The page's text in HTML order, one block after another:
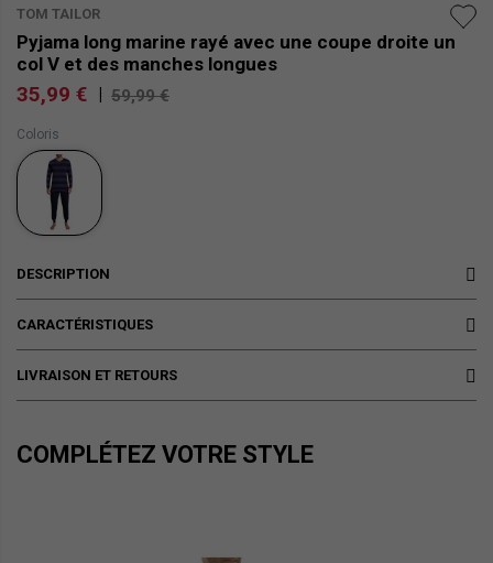
TOM TAILOR
Pyjama long marine rayé avec une coupe droite un
col V et des manches longues
35,99 € 59,99 €
Coloris
DESCRIPTION
CARACTÉRISTIQUES
LIVRAISON ET RETOURS
COMPLÉTEZ VOTRE STYLE